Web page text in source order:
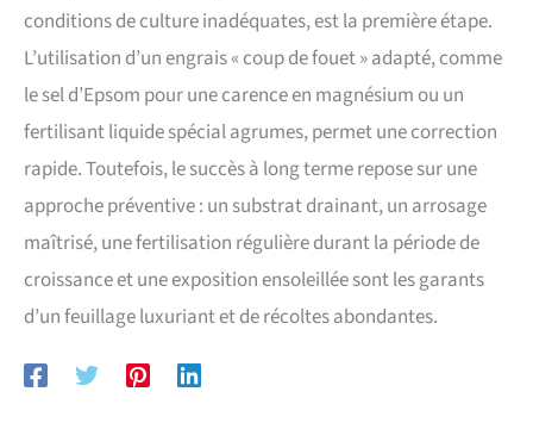
conditions de culture inadéquates, est la première étape.
L’utilisation d’un engrais « coup de fouet » adapté, comme
le sel d’Epsom pour une carence en magnésium ou un
fertilisant liquide spécial agrumes, permet une correction
rapide. Toutefois, le succès à long terme repose sur une
approche préventive : un substrat drainant, un arrosage
maîtrisé, une fertilisation régulière durant la période de
croissance et une exposition ensoleillée sont les garants
d’un feuillage luxuriant et de récoltes abondantes.